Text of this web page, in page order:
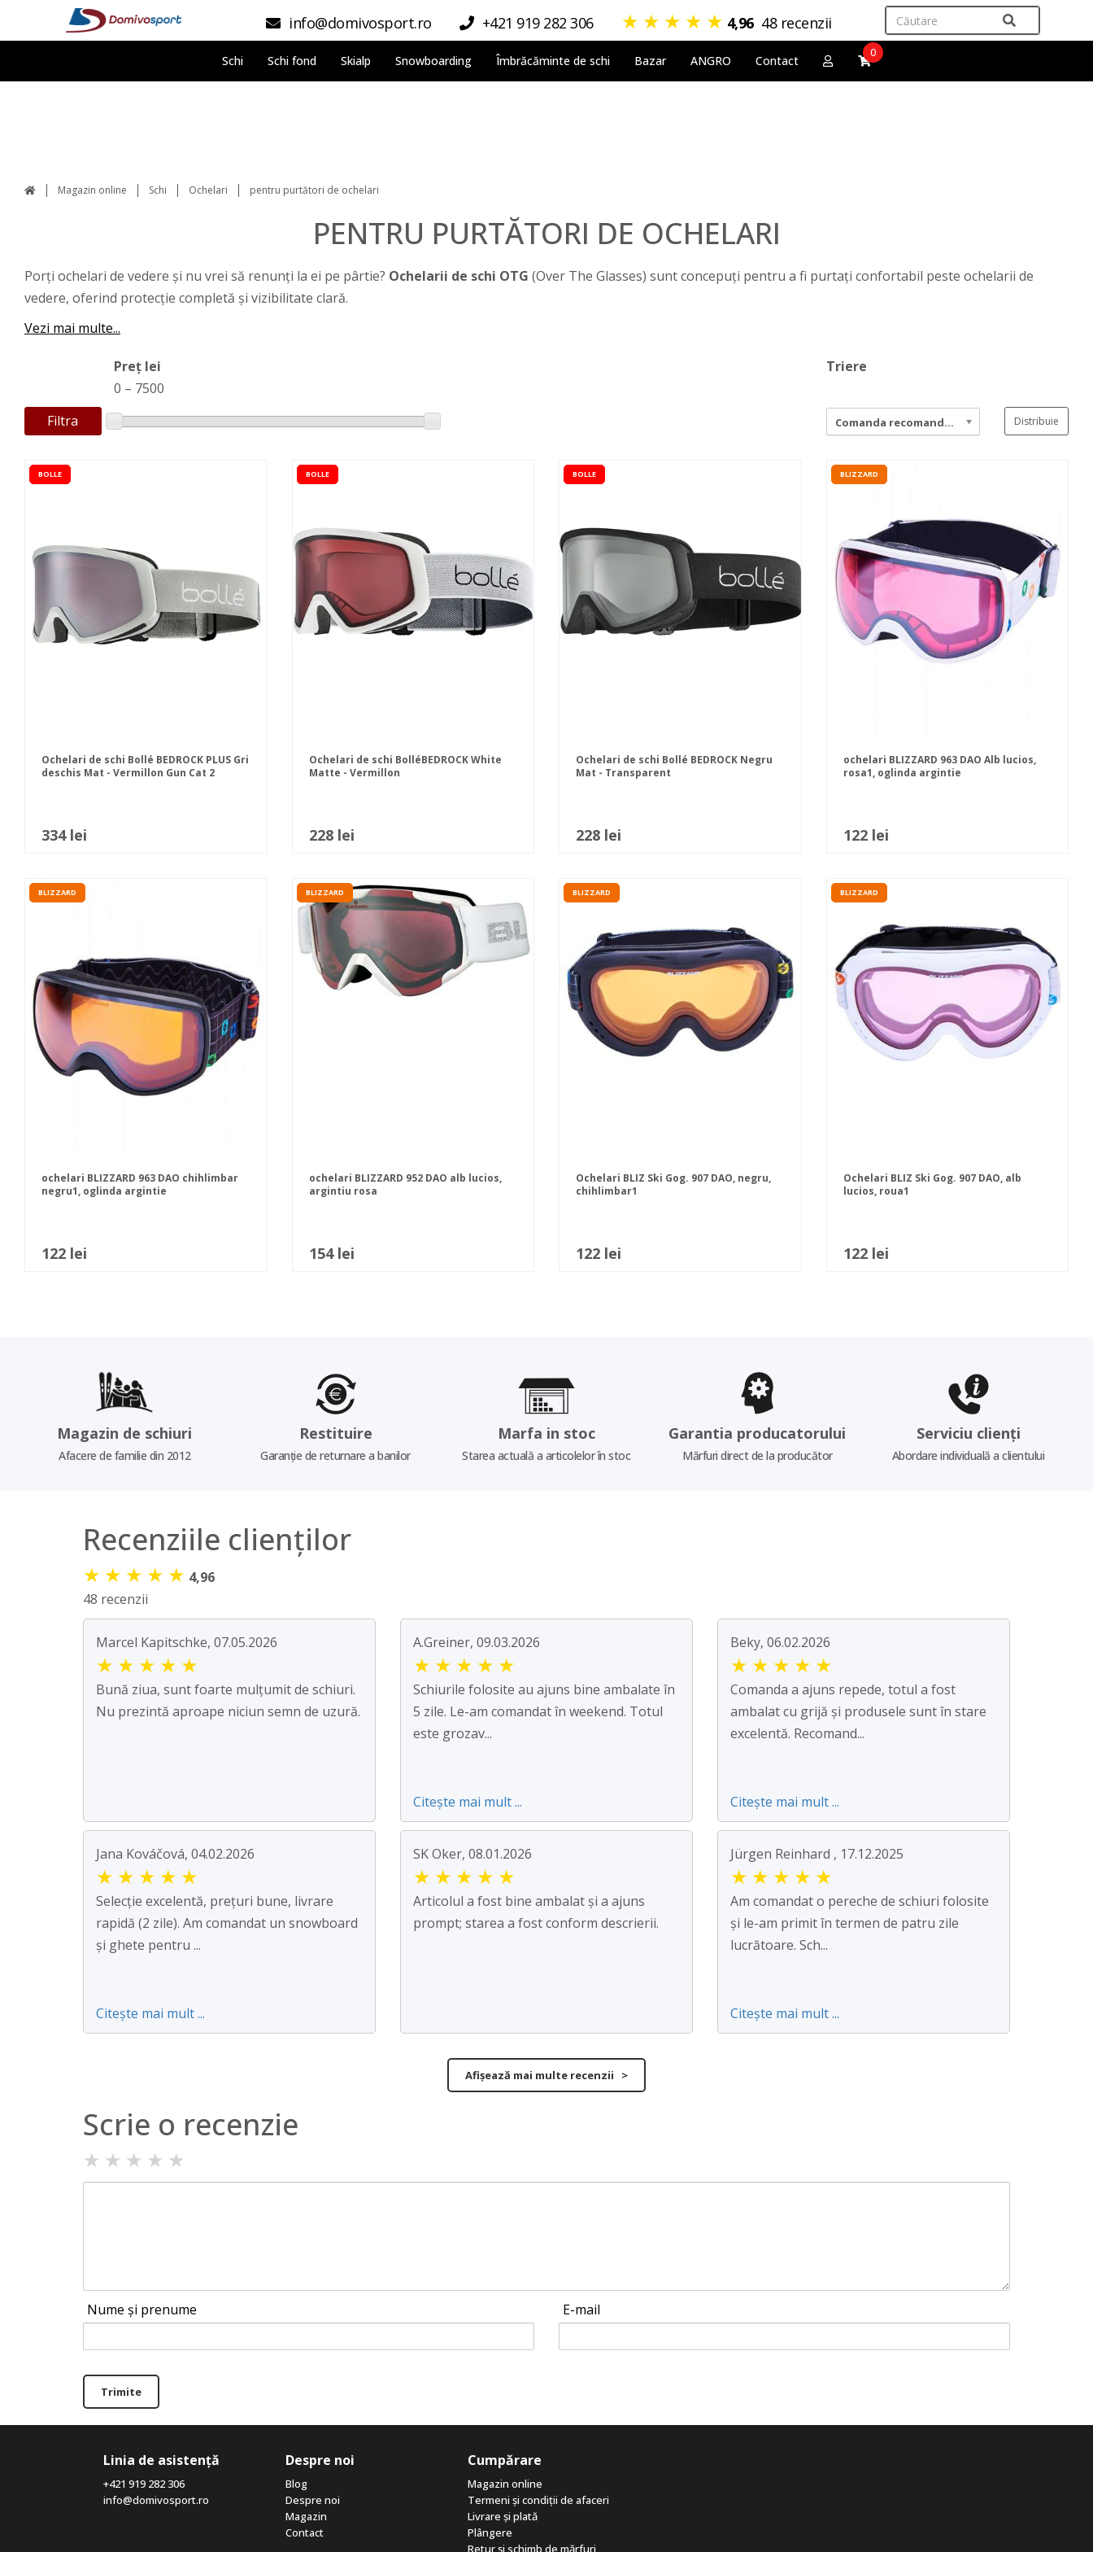
info@domivosport.ro +421 919 282 306 ★ ★ ★ ★ ★ 4,96 48 recenzii
Schi Schi fond Skialp Snowboarding Îmbrăcăminte de schi Bazar ANGRO Contact
0
Magazin online Schi Ochelari pentru purtători de ochelari
PENTRU PURTĂTORI DE OCHELARI
Porți ochelari de vedere și nu vrei să renunți la ei pe pârtie? Ochelarii de schi OTG (Over The Glasses) sunt concepuți pentru a fi purtați confortabil peste ochelarii de
vedere, oferind protecție completă și vizibilitate clară.
Vezi mai multe...
Filtra
Preț lei
0 – 7500
Triere
Comanda recomandata Distribuie
BOLLE
Ochelari de schi Bollé BEDROCK PLUS Gri
deschis Mat - Vermillon Gun Cat 2
334 lei
BOLLE
Ochelari de schi BolléBEDROCK White
Matte - Vermillon
228 lei
BOLLE
Ochelari de schi Bollé BEDROCK Negru
Mat - Transparent
228 lei
BLIZZARD
ochelari BLIZZARD 963 DAO Alb lucios,
rosa1, oglinda argintie
122 lei
BLIZZARD
ochelari BLIZZARD 963 DAO chihlimbar
negru1, oglinda argintie
122 lei
BLIZZARD
ochelari BLIZZARD 952 DAO alb lucios,
argintiu rosa
154 lei
BLIZZARD
Ochelari BLIZ Ski Gog. 907 DAO, negru,
chihlimbar1
122 lei
BLIZZARD
Ochelari BLIZ Ski Gog. 907 DAO, alb
lucios, roua1
122 lei
Magazin de schiuri
Afacere de familie din 2012
Restituire
Garanție de returnare a banilor
Marfa in stoc
Starea actuală a articolelor în stoc
Garantia producatorului
Mărfuri direct de la producător
Serviciu clienți
Abordare individuală a clientului
Recenziile clienților
★ ★ ★ ★ ★ 4,96
48 recenzii
Marcel Kapitschke, 07.05.2026
★ ★ ★ ★ ★
Bună ziua, sunt foarte mulțumit de schiuri.
Nu prezintă aproape niciun semn de uzură.
A.Greiner, 09.03.2026
★ ★ ★ ★ ★
Schiurile folosite au ajuns bine ambalate în
5 zile. Le-am comandat în weekend. Totul
este grozav...
Citește mai mult ...
Beky, 06.02.2026
★ ★ ★ ★ ★
Comanda a ajuns repede, totul a fost
ambalat cu grijă și produsele sunt în stare
excelentă. Recomand...
Citește mai mult ...
Jana Kováčová, 04.02.2026
★ ★ ★ ★ ★
Selecție excelentă, prețuri bune, livrare
rapidă (2 zile). Am comandat un snowboard
și ghete pentru ...
Citește mai mult ...
SK Oker, 08.01.2026
★ ★ ★ ★ ★
Articolul a fost bine ambalat și a ajuns
prompt; starea a fost conform descrierii.
Jürgen Reinhard , 17.12.2025
★ ★ ★ ★ ★
Am comandat o pereche de schiuri folosite
și le-am primit în termen de patru zile
lucrătoare. Sch...
Citește mai mult ...
Afișează mai multe recenzii >
Scrie o recenzie
★ ★ ★ ★ ★
Nume și prenume E-mail
Trimite
Linia de asistență
+421 919 282 306
info@domivosport.ro
Despre noi
Blog
Despre noi
Magazin
Contact
Cumpărare
Magazin online
Termeni și condiții de afaceri
Livrare și plată
Plângere
Retur și schimb de mărfuri